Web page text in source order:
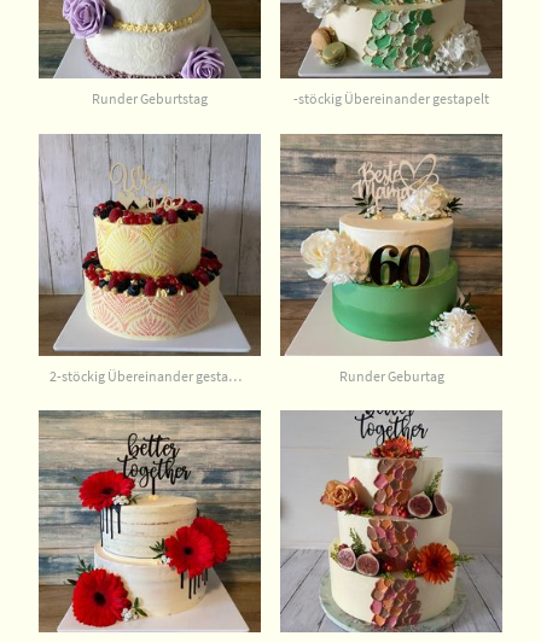
Runder Geburtstag -stöckig Übereinander gestapelt
2-stöckig Übereinander gestapelt Runder Geburtag